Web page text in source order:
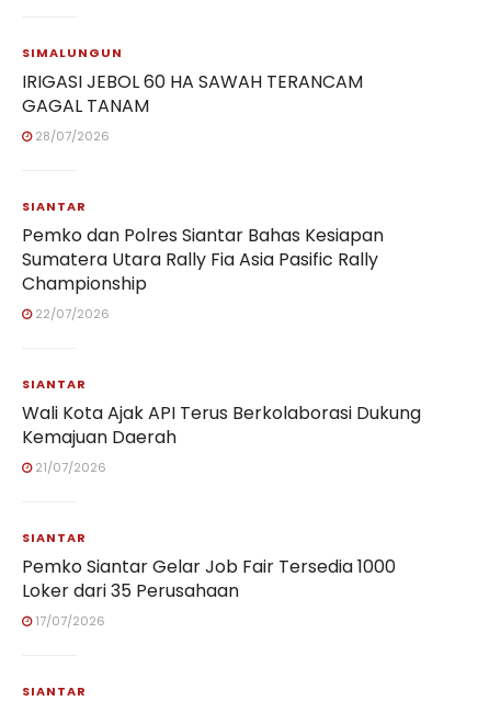
SIMALUNGUN
IRIGASI JEBOL 60 HA SAWAH TERANCAM
GAGAL TANAM
28/07/2026
SIANTAR
Pemko dan Polres Siantar Bahas Kesiapan
Sumatera Utara Rally Fia Asia Pasific Rally
Championship
22/07/2026
SIANTAR
Wali Kota Ajak API Terus Berkolaborasi Dukung
Kemajuan Daerah
21/07/2026
SIANTAR
Pemko Siantar Gelar Job Fair Tersedia 1000
Loker dari 35 Perusahaan
17/07/2026
SIANTAR